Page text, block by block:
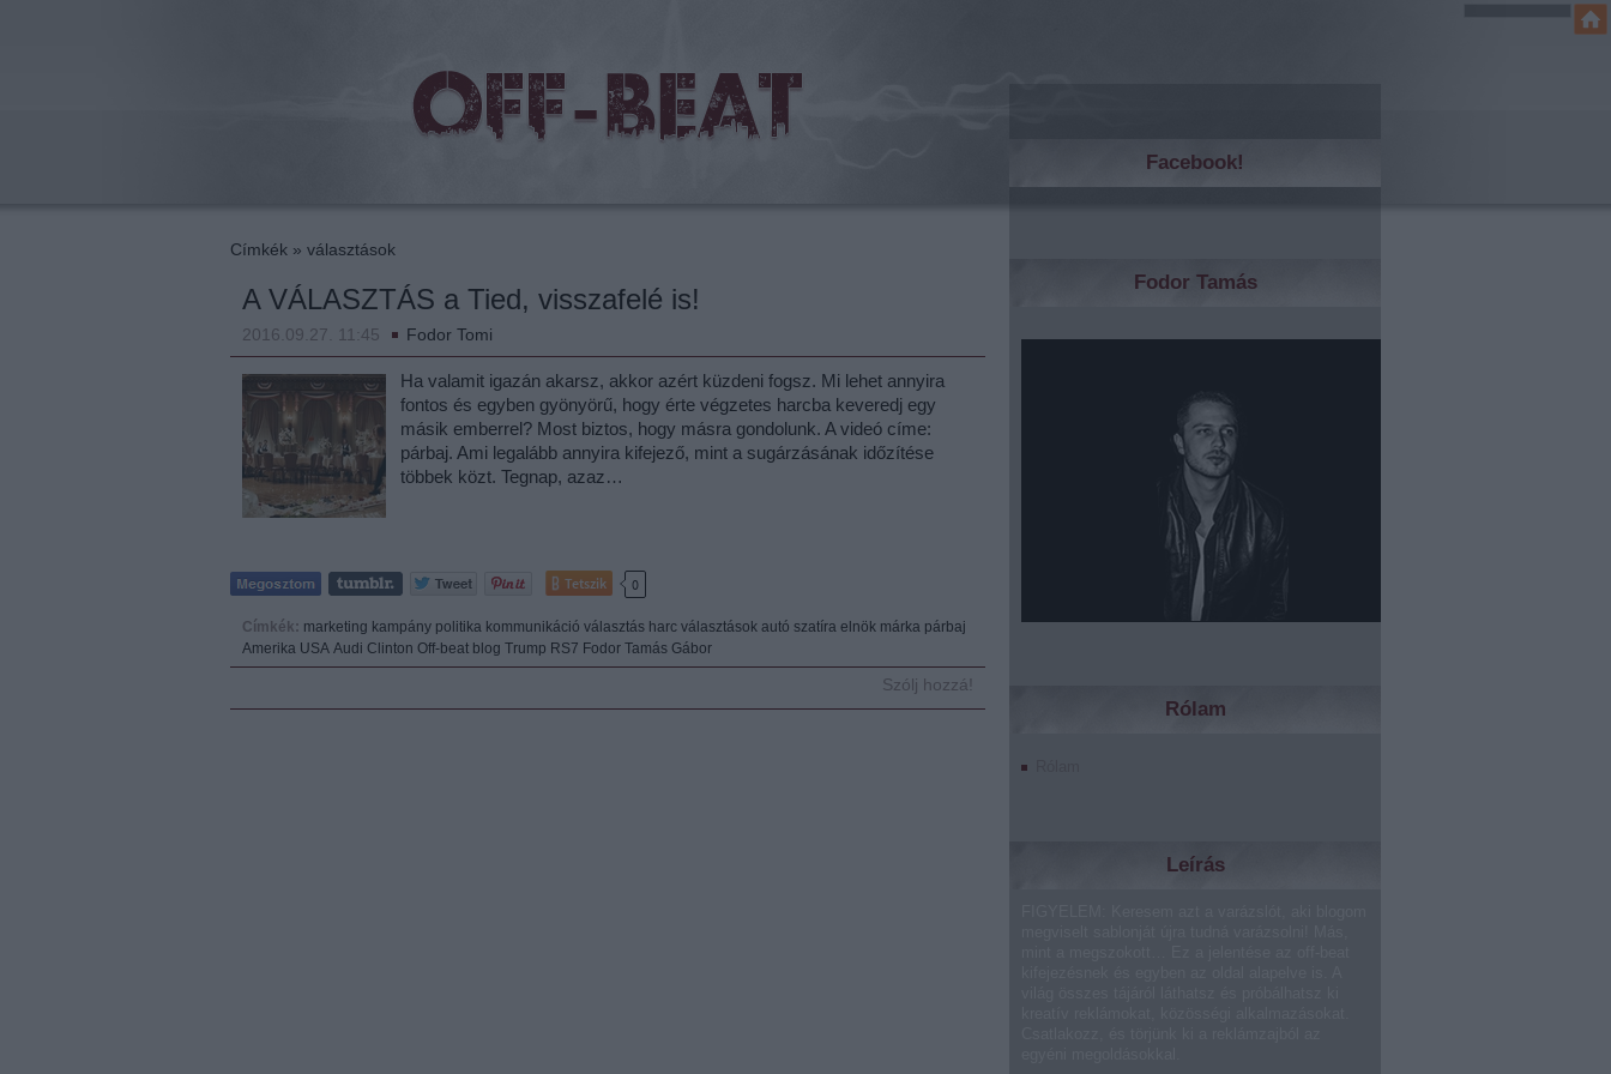
Facebook!
Fodor Tamás
Rólam
Leírás
Címkék » választások
A VÁLASZTÁS a Tied, visszafelé is!
2016.09.27. 11:45 Fodor Tomi
Ha valamit igazán akarsz, akkor azért küzdeni fogsz. Mi lehet annyira
fontos és egyben gyönyörű, hogy érte végzetes harcba keveredj egy
másik emberrel? Most biztos, hogy másra gondolunk. A videó címe:
párbaj. Ami legalább annyira kifejező, mint a sugárzásának időzítése
többek közt. Tegnap, azaz…
Tetszik 0
Címkék: marketing kampány politika kommunikáció választás harc választások autó szatíra elnök márka párbaj
Amerika USA Audi Clinton Off-beat blog Trump RS7 Fodor Tamás Gábor
Szólj hozzá!